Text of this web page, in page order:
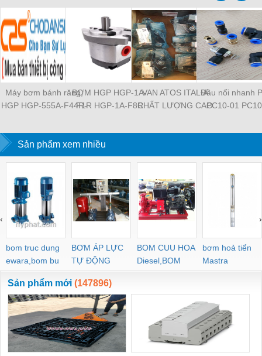
Máy bơm bánh răng,
HGP HGP-555A-F44R-
L826R-4BDB HGP-
53A-L33R-X1-2B-G-13
HGP-555A-L48R-Z-
L36L-X-4BD HGP-22A-
F92L-X-4BJ HGP-53A-
L44R-Z-4BD-P-13
BƠM HGP HGP-1A-
F1R HGP-1A-F8R
2A-F12R HGP-2A-F3R
HGP-22A-F4R4R HGP-
222A-F4RF4RF4R
3A-F6R HGP-33A-
F14R14R
VAN ATOS ITALIA
CHẤT LƯỢNG CAO
004 HR-013 HR-013 /
/ E 20 JPQ-222 JPQ-
Đầu nối nhanh
PC10-01
PC12-01
03 PL8-02 PL8-
PL6-02 PL4-
Sản phẩm xem nhiều
bom truc dung
ewara,bom bu
ewara
BƠM ÁP LỰC
TỰ ĐỘNG
BOM CUU HOA
Diesel,BOM
CHUA CHAY
bơm hoả tiển
Mastra
‹ ›
Sản phẩm mới (147896)